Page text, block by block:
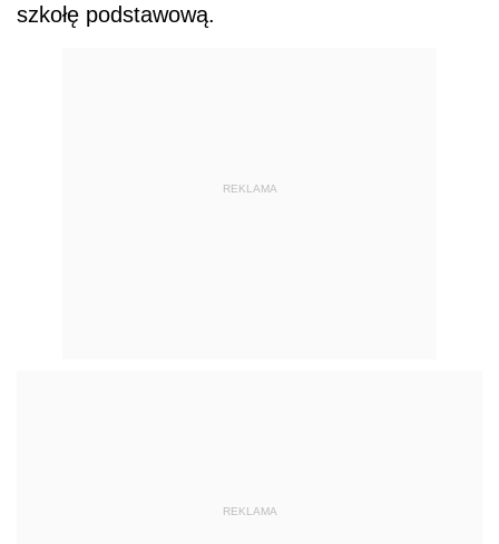
szkołę podstawową.
REKLAMA
REKLAMA